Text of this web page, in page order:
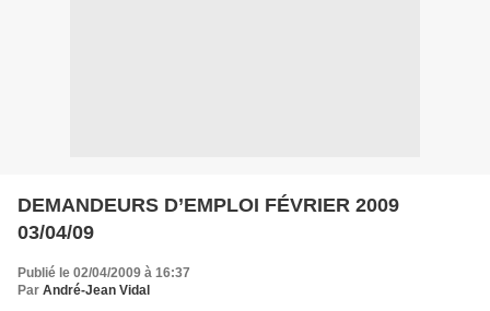
DEMANDEURS D’EMPLOI FÉVRIER 2009
03/04/09
Publié le 02/04/2009 à 16:37
Par André-Jean Vidal